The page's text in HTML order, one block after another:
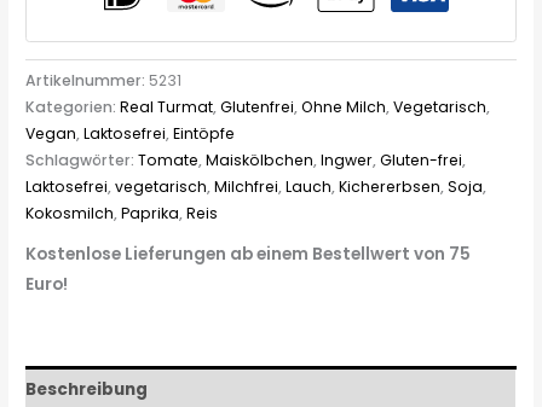
Artikelnummer: 5231
Kategorien:Real Turmat,Glutenfrei,Ohne Milch,Vegetarisch,
Vegan,Laktosefrei,Eintöpfe
Schlagwörter:Tomate,Maiskölbchen,Ingwer,Gluten-frei,
Laktosefrei,vegetarisch,Milchfrei,Lauch,Kichererbsen,Soja,
Kokosmilch,Paprika,Reis
Kostenlose Lieferungen ab einem Bestellwert von 75
Euro!
Beschreibung